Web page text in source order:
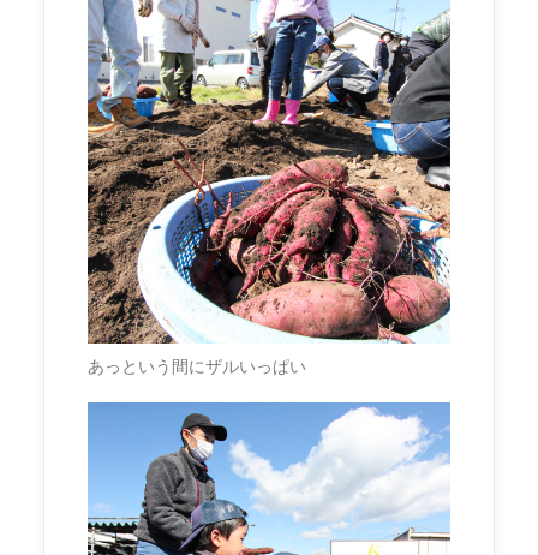
あっという間にザルいっぱい